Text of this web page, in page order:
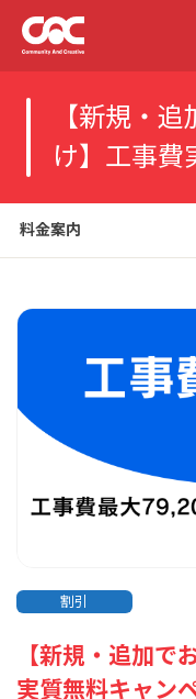
【新規・
け】工事費
料金案内
割引
【新規・追加で
実質無料キャン